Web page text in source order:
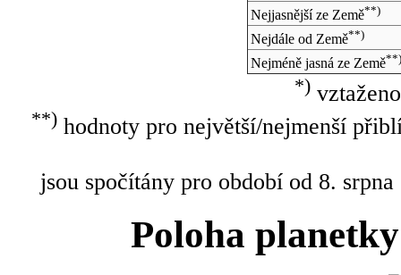
Nejjasnější ze Země**)
Nejdále od Země**)
Nejméně jasná ze Země**)
*)
**)hodnoty pro největší/nejmenší
jsou spočítány pro období od 8.
Poloha